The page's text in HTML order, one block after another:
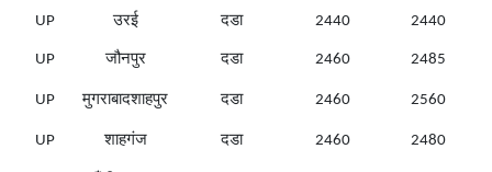
UP उरई दडा 2440 2440
UP जौनपुर दडा 2460 2485
UP मुगराबादशाहपुर दडा 2460 2560
UP शाहगंज दडा 2460 2480